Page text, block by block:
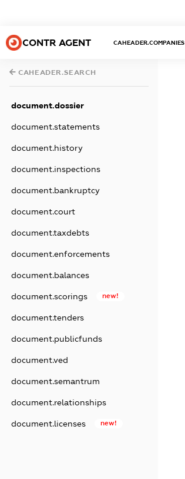
CONTR AGENT CAHEADER.COMPANIES
CAHEADER.SEARCH
document.dossier
document.statements
document.history
document.inspections
document.bankruptcy
document.court
document.taxdebts
document.enforcements
document.balances
document.scorings new!
document.tenders
document.publicfunds
document.ved
document.semantrum
document.relationships
document.licenses new!